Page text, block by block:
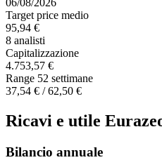
Target price medio
95,94 €
8 analisti
Capitalizzazione
4.753,57 €
Range 52 settimane
37,54 € / 62,50 €
Ricavi e utile
Bilancio annuale